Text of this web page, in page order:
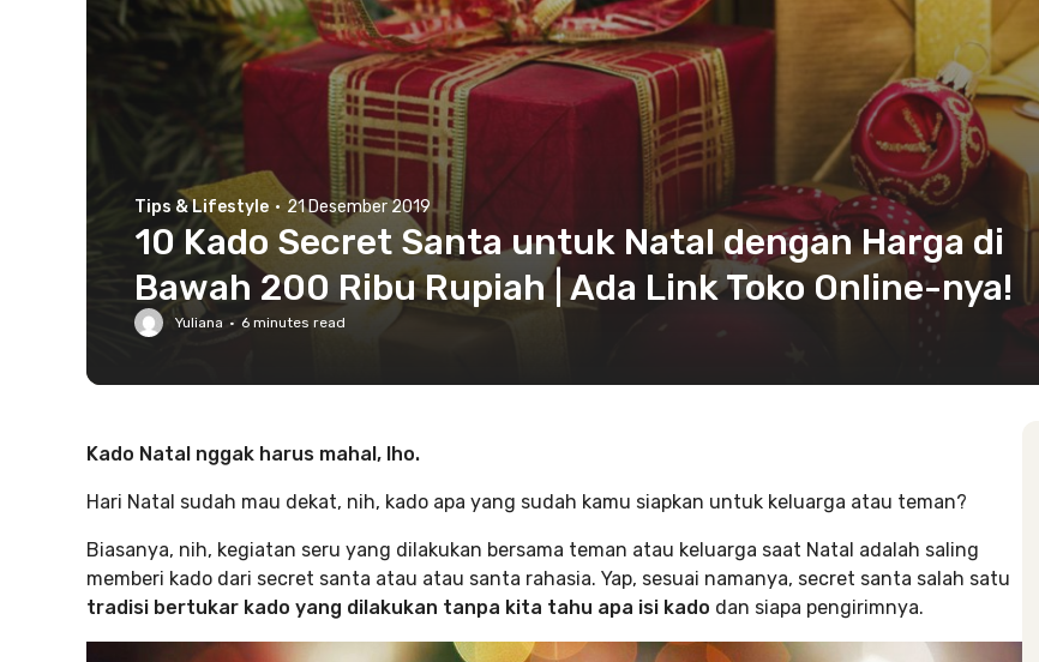
Tips & Lifestyle · 21 Desember 2019
10 Kado Secret Santa untuk Natal dengan Harga di
Bawah 200 Ribu Rupiah | Ada Link Toko Online-nya!
Yuliana · 6 minutes read
Kado Natal nggak harus mahal, lho.
Hari Natal sudah mau dekat, nih, kado apa yang sudah kamu siapkan untuk keluarga atau teman?
Biasanya, nih, kegiatan seru yang dilakukan bersama teman atau keluarga saat Natal adalah saling
memberi kado dari secret santa atau atau santa rahasia. Yap, sesuai namanya, secret santa salah satu
tradisi bertukar kado yang dilakukan tanpa kita tahu apa isi kado dan siapa pengirimnya.